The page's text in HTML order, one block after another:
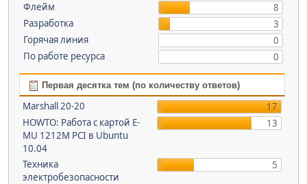
Флейм
8
Разработка
3
Горячая линия
0
По работе ресурса
0
Первая десятка тем (по количеству ответов)
Marshall 20-20
17
HOWTO: Работа с картой E-
MU 1212M PCI в Ubuntu
10.04
13
Техника
электробезопасности
5